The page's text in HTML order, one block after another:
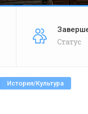
Статус
История/Культура